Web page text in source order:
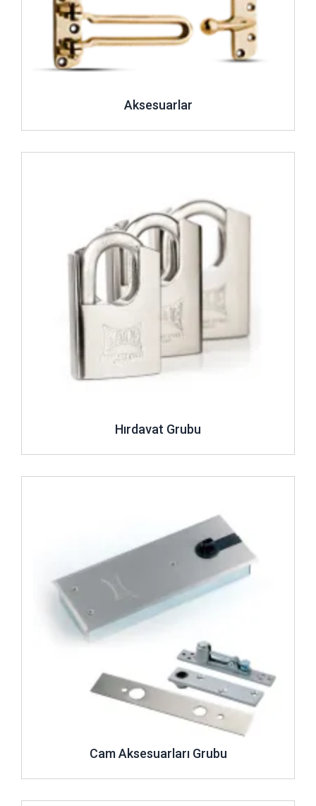
Aksesuarlar
Hırdavat Grubu
Cam Aksesuarları Grubu